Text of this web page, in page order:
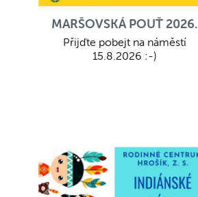
MARŠOVSKÁ POUŤ 2026.
Přijďte pobejt na náměstí
15.8.2026 :-)